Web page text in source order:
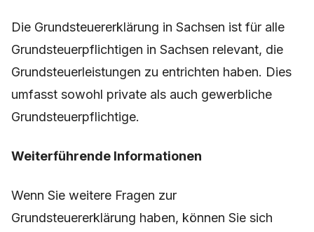
Die Grundsteuererklärung in Sachsen ist für alle
Grundsteuerpflichtigen in Sachsen relevant, die
Grundsteuerleistungen zu entrichten haben. Dies
umfasst sowohl private als auch gewerbliche
Grundsteuerpflichtige.
Weiterführende Informationen
Wenn Sie weitere Fragen zur
Grundsteuererklärung haben, können Sie sich